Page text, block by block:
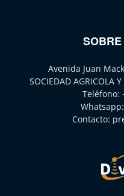
Avenida Juan
SOCIEDAD AGRICOLA
Teléfono:
Whatsapp:
Contacto: